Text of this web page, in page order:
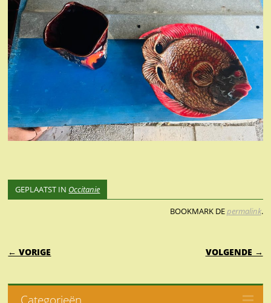
GEPLAATST IN Occitanie
BOOKMARK DEpermalink.
BERICHTNAVIGATIE
← VORIGE VOLGENDE →